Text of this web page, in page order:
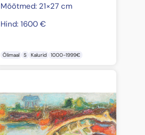
Mõõtmed: 21×27 cm
Hind: 1600 €
Õlimaal S Kalurid 1000-1999€